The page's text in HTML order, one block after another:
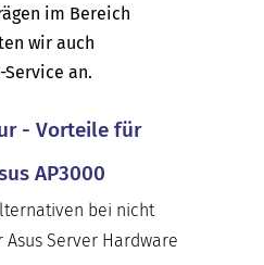
im Bereich
wir auch
an.
- Vorteile für
AP3000
bei nicht
Server Hardware